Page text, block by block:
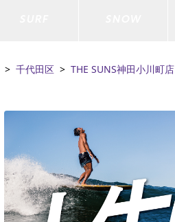
アウター/ジャケット
シューズ
キッズ
サーフボード
サーフボードメンテナンスグッズ
スキムボード
スノーボード板
スノーボードセット
スノーボードグローブ
スケートボード
スケートボードグッズ
千代田区 THE SUNS神田小川町店